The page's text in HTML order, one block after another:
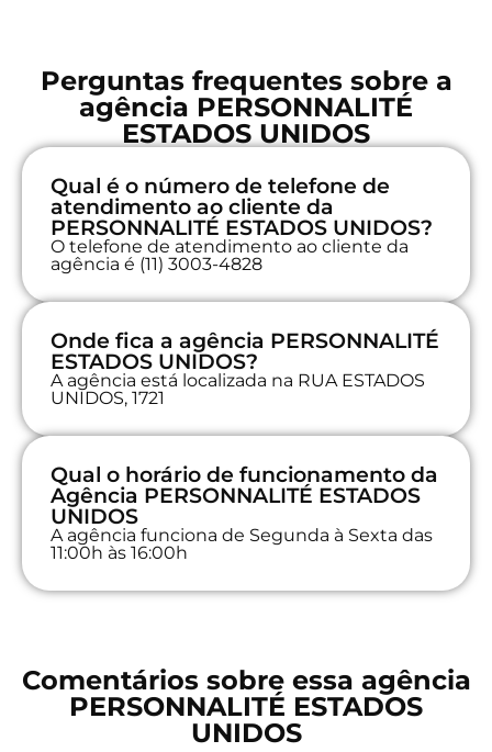
Perguntas frequentes sobre a
agência PERSONNALITÉ
ESTADOS UNIDOS
Qual é o número de telefone de
atendimento ao cliente da
PERSONNALITÉ ESTADOS UNIDOS?
O telefone de atendimento ao cliente da
agência é (11) 3003-4828
Onde fica a agência PERSONNALITÉ
ESTADOS UNIDOS?
A agência está localizada na RUA ESTADOS
UNIDOS, 1721
Qual o horário de funcionamento da
Agência PERSONNALITÉ ESTADOS
UNIDOS
A agência funciona de Segunda à Sexta das
11:00h às 16:00h
Comentários sobre essa agência
PERSONNALITÉ ESTADOS
UNIDOS